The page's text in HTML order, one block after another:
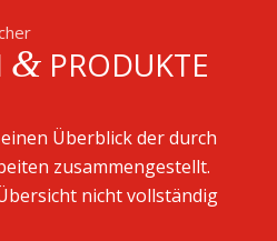
&PRODUKTE
Überblick der durch
zusammengestellt.
nicht vollständig